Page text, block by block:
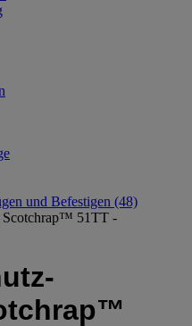
und Befestigen (48)
Scotchrap™ 51TT -